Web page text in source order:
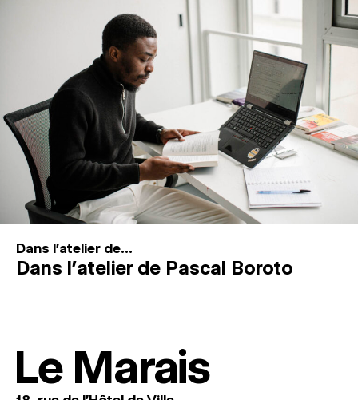
Dans l'atelier de...
Dans l’atelier de Pascal Boroto
Le Marais